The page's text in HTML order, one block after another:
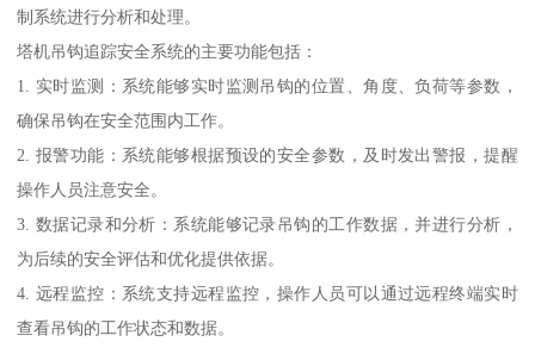
制系统进行分析和处理。
塔机吊钩追踪安全系统的主要功能包括：
1. 实时监测：系统能够实时监测吊钩的位置、角度、负荷等参数，
确保吊钩在安全范围内工作。
2. 报警功能：系统能够根据预设的安全参数，及时发出警报，提醒
操作人员注意安全。
3. 数据记录和分析：系统能够记录吊钩的工作数据，并进行分析，
为后续的安全评估和优化提供依据。
4. 远程监控：系统支持远程监控，操作人员可以通过远程终端实时
查看吊钩的工作状态和数据。